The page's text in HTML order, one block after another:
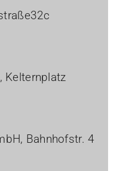
Kelternplatz
Bahnhofstr. 4